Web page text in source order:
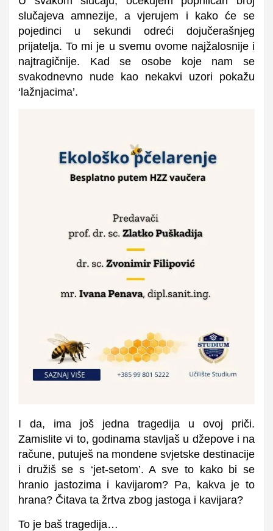
slučajeva amnezije, a vjerujem i kako će se
pojedinci u sekundi odreći dojučerašnjeg
prijatelja. To mi je u svemu ovome najžalosnije i
najtragičnije. Kad se osobe koje nam se
svakodnevno nude kao nekakvi uzori pokažu
‘lažnjacima’.
I da, ima još jedna tragedija u ovoj priči.
Zamislite vi to, godinama stavljaš u džepove i na
račune, putuješ na mondene svjetske destinacije
i družiš se s ‘jet-setom’. A sve to kako bi se
hranio jastozima i kavijarom? Pa, kakva je to
hrana? Čitava ta žrtva zbog jastoga i kavijara?
To je baš tragedija…